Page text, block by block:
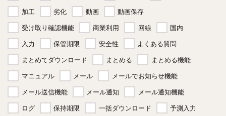
加工
劣化 動画
動画保存
受け取り確認機能
商業利用 回線
国内
入力
保管期限 安全性
よくある質問
まとめてダウンロード
まとめる
まとめる機能
マニュアル
メール
メールでお知らせ機能
メール送信機能
メール通知
メール通知機能
ログ
保持期限 一括ダウンロード
予測入力